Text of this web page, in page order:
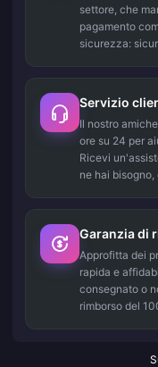
settore, che
pagamento
sicurezza:
Servizio
Il nostro
ore su 24 per
Ricevi
ne hai
Garanzia di
Approfitta dei
rapida e
consegnato o
rimborso del